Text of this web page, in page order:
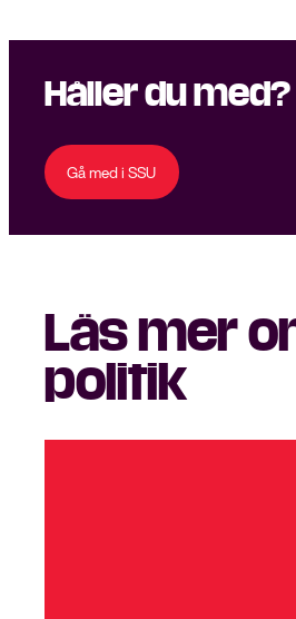
Håller du med?
Gå med i SSU
Läs mer
politik